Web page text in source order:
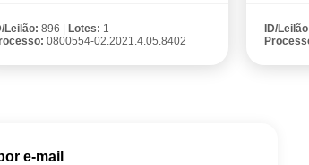
Leilão: 896 | Lotes: 1
0800554-02.2021.4.05.8402
ID/
e-mail